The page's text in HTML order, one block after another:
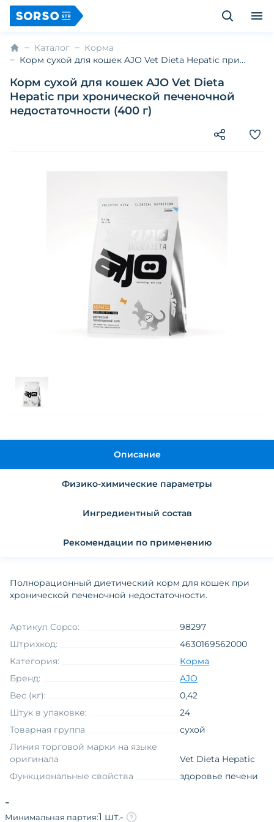
Каталог
Корма
Корм сухой для кошек AJO Vet Dieta Hepatic при
Корм сухой для кошек AJO Vet Dieta
Hepatic при хронической печеночной
недостаточности (400 г)
-
Минимальная партия:1 шт.-
Описание
Физико-химические параметры
Ингредиентный состав
Рекомендации по применению
Полнорационный диетический корм для кошек при
хронической печеночной недостаточности.
Артикул Copco:
98297
Штрихкод:
4630169562000
Категория:
Корма
Бренд:
AJO
Вес (кг):
0,42
Штук в упаковке:
24
Товарная группа
сухой
Линия торговой марки на языке
оригинала
Vet Dieta Hepatic
Функциональные свойства
здоровье печени